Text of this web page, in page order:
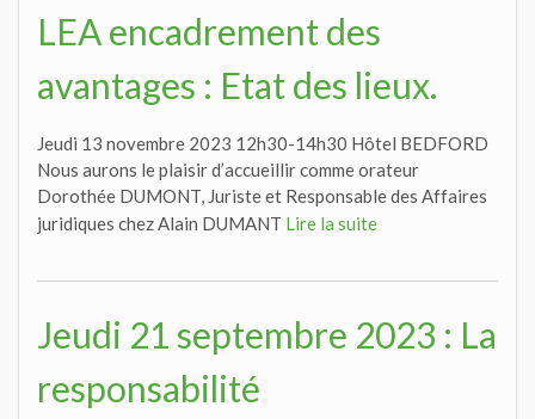
LEA encadrement des
avantages : Etat des lieux.
Jeudi 13 novembre 2023 12h30-14h30 Hôtel BEDFORD
Nous aurons le plaisir d’accueillir comme orateur
Dorothée DUMONT, Juriste et Responsable des Affaires
juridiques chez Alain DUMANT Lire la suite
Jeudi 21 septembre 2023 : La
responsabilité